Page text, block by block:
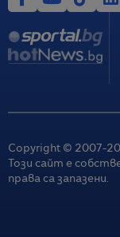
Copyright © 2007-
Този сайт е
права са запазени.